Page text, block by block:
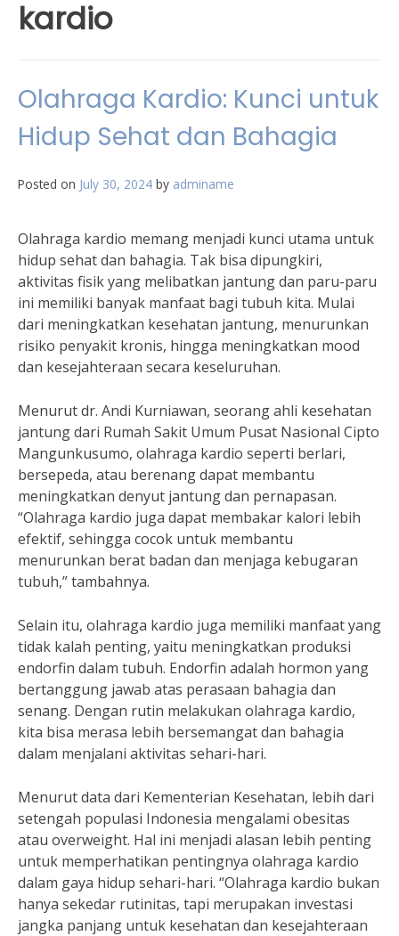
kardio
Olahraga Kardio: Kunci untuk
Hidup Sehat dan Bahagia
Posted on July 30, 2024 by adminame
Olahraga kardio memang menjadi kunci utama untuk
hidup sehat dan bahagia. Tak bisa dipungkiri,
aktivitas fisik yang melibatkan jantung dan paru-paru
ini memiliki banyak manfaat bagi tubuh kita. Mulai
dari meningkatkan kesehatan jantung, menurunkan
risiko penyakit kronis, hingga meningkatkan mood
dan kesejahteraan secara keseluruhan.
Menurut dr. Andi Kurniawan, seorang ahli kesehatan
jantung dari Rumah Sakit Umum Pusat Nasional Cipto
Mangunkusumo, olahraga kardio seperti berlari,
bersepeda, atau berenang dapat membantu
meningkatkan denyut jantung dan pernapasan.
“Olahraga kardio juga dapat membakar kalori lebih
efektif, sehingga cocok untuk membantu
menurunkan berat badan dan menjaga kebugaran
tubuh,” tambahnya.
Selain itu, olahraga kardio juga memiliki manfaat yang
tidak kalah penting, yaitu meningkatkan produksi
endorfin dalam tubuh. Endorfin adalah hormon yang
bertanggung jawab atas perasaan bahagia dan
senang. Dengan rutin melakukan olahraga kardio,
kita bisa merasa lebih bersemangat dan bahagia
dalam menjalani aktivitas sehari-hari.
Menurut data dari Kementerian Kesehatan, lebih dari
setengah populasi Indonesia mengalami obesitas
atau overweight. Hal ini menjadi alasan lebih penting
untuk memperhatikan pentingnya olahraga kardio
dalam gaya hidup sehari-hari. “Olahraga kardio bukan
hanya sekedar rutinitas, tapi merupakan investasi
jangka panjang untuk kesehatan dan kesejahteraan